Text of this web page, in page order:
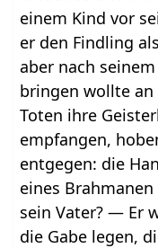
einem Kind vor
er den Findling
aber nach
bringen wollte
Toten ihre
empfangen,
entgegen: die
eines
sein Vater? — Er
die Gabe legen,